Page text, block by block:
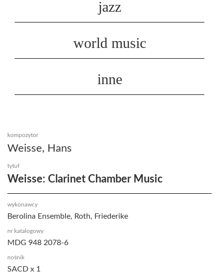
jazz
world music
inne
kompozytor
Weisse, Hans
tytuł
Weisse: Clarinet Chamber Music
wykonawcy
Berolina Ensemble, Roth, Friederike
nr katalogowy
MDG 948 2078-6
nośnik
SACD x 1